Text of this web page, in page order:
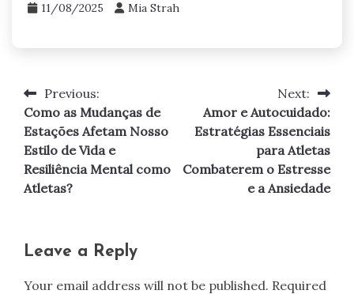
11/08/2025 Mia Strah
Post
navigation
Previous:
Como as Mudanças de
Estações Afetam Nosso
Estilo de Vida e
Resiliência Mental como
Atletas?
Next:
Amor e Autocuidado:
Estratégias Essenciais
para Atletas
Combaterem o Estresse
e a Ansiedade
Leave a Reply
Your email address will not be published. Required